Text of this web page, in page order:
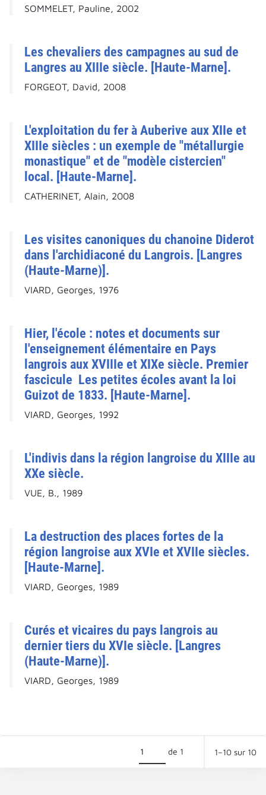
SOMMELET, Pauline, 2002
Les chevaliers des campagnes au sud de
Langres au XIIIe siècle. [Haute-Marne].
FORGEOT, David, 2008
L'exploitation du fer à Auberive aux XIIe et
XIIIe siècles : un exemple de "métallurgie
monastique" et de "modèle cistercien"
local. [Haute-Marne].
CATHERINET, Alain, 2008
Les visites canoniques du chanoine Diderot
dans l'archidiaconé du Langrois. [Langres
(Haute-Marne)].
VIARD, Georges, 1976
Hier, l'école : notes et documents sur
l'enseignement élémentaire en Pays
langrois aux XVIIIe et XIXe siècle. Premier
fascicule Les petites écoles avant la loi
Guizot de 1833. [Haute-Marne].
VIARD, Georges, 1992
L'indivis dans la région langroise du XIIIe au
XXe siècle.
VUE, B., 1989
La destruction des places fortes de la
région langroise aux XVIe et XVIIe siècles.
[Haute-Marne].
VIARD, Georges, 1989
Curés et vicaires du pays langrois au
dernier tiers du XVIe siècle. [Langres
(Haute-Marne)].
VIARD, Georges, 1989
de 1 1–10 sur 10